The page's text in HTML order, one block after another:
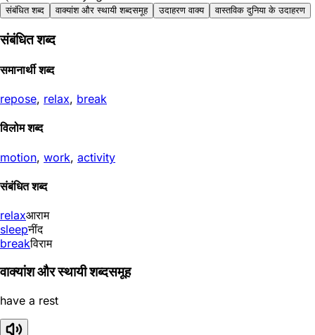
संबंधित शब्द वाक्यांश और स्थायी शब्दसमूह उदाहरण वाक्य वास्तविक दुनिया के उदाहरण
संबंधित शब्द
समानार्थी शब्द
repose, relax, break
विलोम शब्द
motion, work, activity
संबंधित शब्द
relaxआराम
sleepनींद
breakविराम
वाक्यांश और स्थायी शब्दसमूह
have a rest